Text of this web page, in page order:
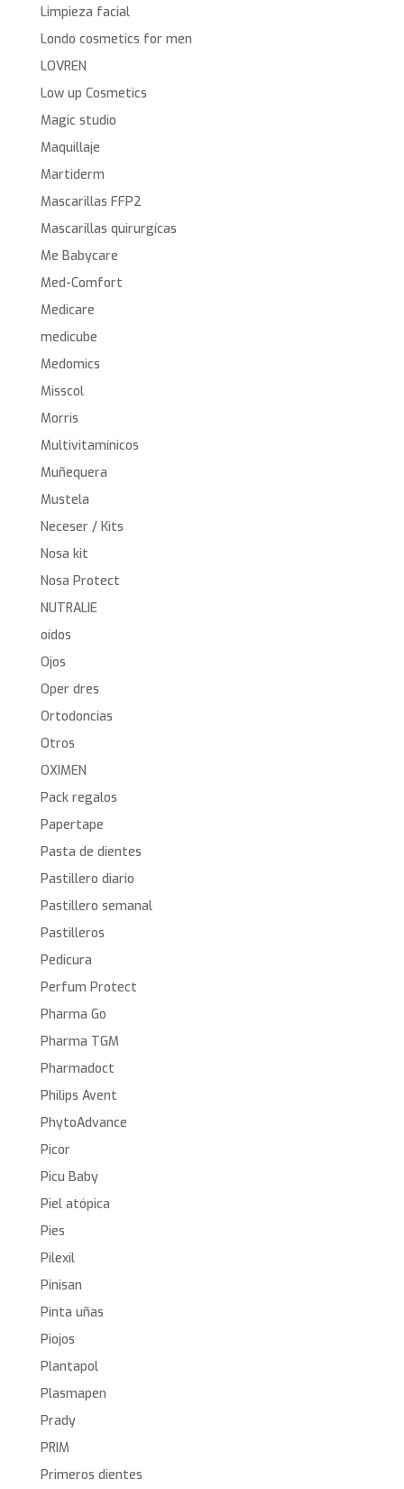
Limpieza facial
Londo cosmetics for men
LOVREN
Low up Cosmetics
Magic studio
Maquillaje
Martiderm
Mascarillas FFP2
Mascarillas quirurgícas
Me Babycare
Med-Comfort
Medicare
medicube
Medomics
Misscol
Morris
Multivitamínicos
Muñequera
Mustela
Neceser / Kits
Nosa kit
Nosa Protect
NUTRALIE
oídos
Ojos
Oper dres
Ortodoncias
Otros
OXIMEN
Pack regalos
Papertape
Pasta de dientes
Pastillero diario
Pastillero semanal
Pastilleros
Pedicura
Perfum Protect
Pharma Go
Pharma TGM
Pharmadoct
Philips Avent
PhytoAdvance
Picor
Picu Baby
Piel atópica
Pies
Pilexil
Pinisan
Pinta uñas
Piojos
Plantapol
Plasmapen
Prady
PRIM
Primeros dientes